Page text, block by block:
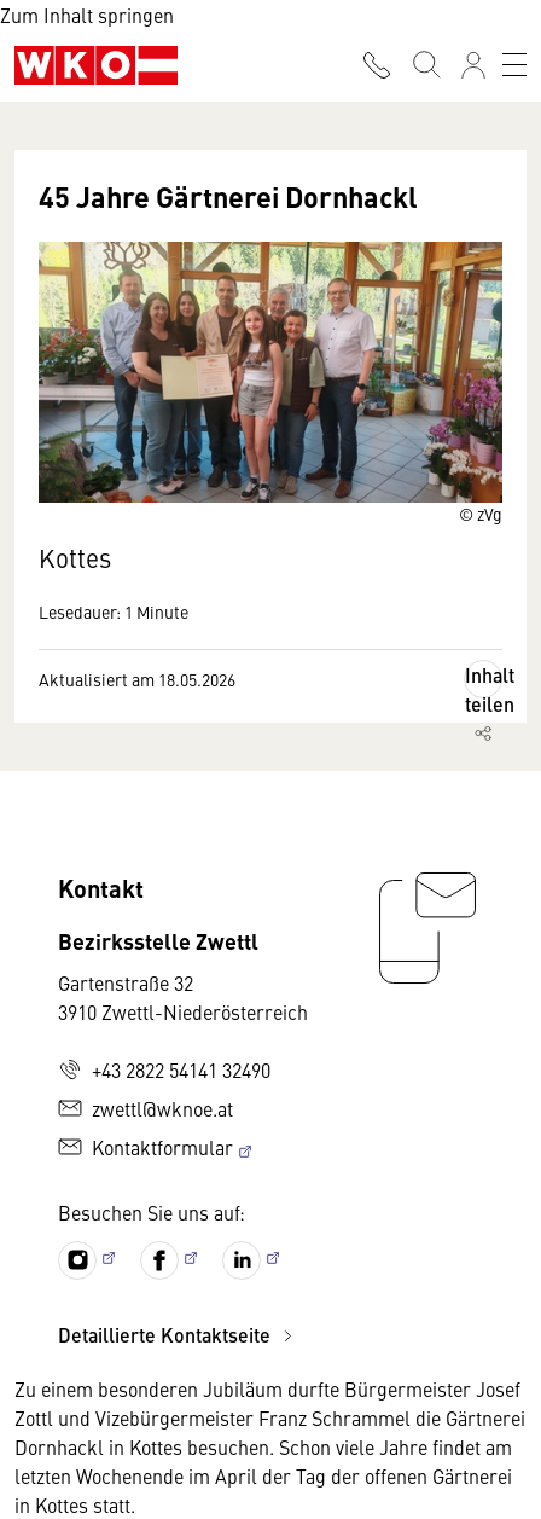
Zum Inhalt springen
© zVg
45 Jahre Gärtnerei Dornhackl
Kottes
Lesedauer: 1 Minute
Aktualisiert am 18.05.2026
Inhalt
teilen
Kontakt
Bezirksstelle Zwettl
Gartenstraße 32
3910 Zwettl-Niederösterreich
+43 2822 54141 32490
zwettl@wknoe.at
Kontaktformular
Besuchen Sie uns auf:
Detaillierte Kontaktseite
Zu einem besonderen Jubiläum durfte Bürgermeister Josef
Zottl und Vizebürgermeister Franz Schrammel die Gärtnerei
Dornhackl in Kottes besuchen. Schon viele Jahre findet am
letzten Wochenende im April der Tag der offenen Gärtnerei
in Kottes statt.